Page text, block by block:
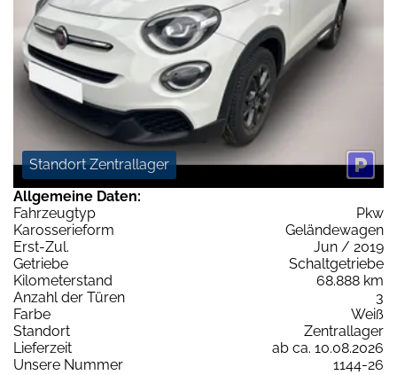
Standort Zentrallager
Allgemeine Daten:
Fahrzeugtyp
Pkw
Karosserieform
Geländewagen
Erst-Zul.
Jun / 2019
Getriebe
Schaltgetriebe
Kilometerstand
68.888 km
Anzahl der Türen
3
Farbe
Weiß
Standort
Zentrallager
Lieferzeit
ab ca. 10.08.2026
Unsere Nummer
1144-26